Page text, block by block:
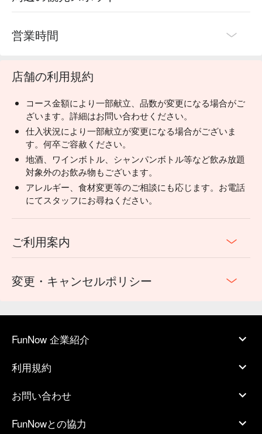
営業時間
店舗の利用規約
コース金額により一部献立、品数が変更になる場合がご
ざいます。詳細はお問い合わせください。
仕入状況により一部献立が変更になる場合がございま
す。何卒ご容赦ください。
地酒、ワインボトル、シャンパンボトル等など飲み放題
対象外のお飲み物もございます。
アレルギー、食材変更等のご相談にも応じます。お電話
にてスタッフにお尋ねください。
ご利用案内
変更・キャンセルポリシー
FunNow 企業紹介
利用規約
お問い合わせ
FunNowとの協力